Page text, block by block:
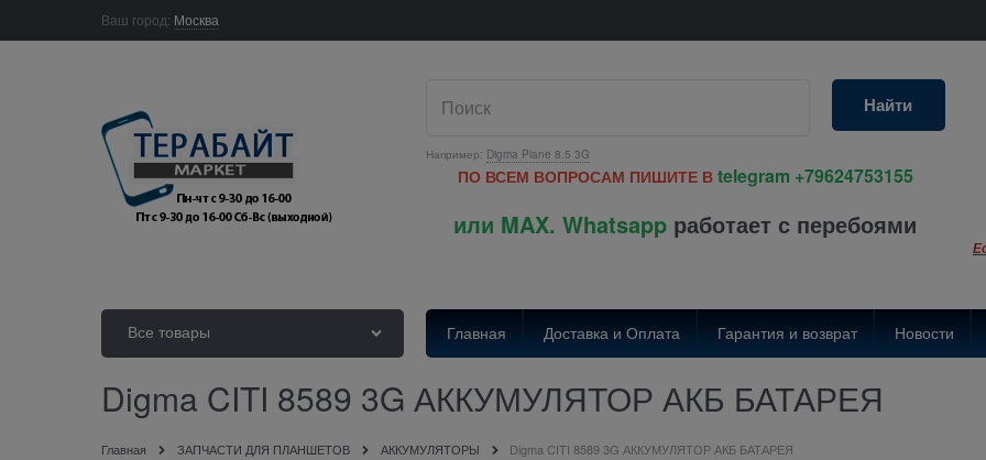
Ваш город: Москва
Например: Digma Plane 8.5 3G
Найти
ПО ВСЕМ ВОПРОСАМ ПИШИТЕ В telegram +79624753155
или MAX. Whatsapp работает с перебоями
Все товары Главная Доставка и Оплата Гарантия и возврат Новости
Digma CITI 8589 3G АККУМУЛЯТОР АКБ БАТАРЕЯ
Главная ЗАПЧАСТИ ДЛЯ ПЛАНШЕТОВ АККУМУЛЯТОРЫ Digma CITI 8589 3G АККУМУЛЯТОР АКБ БАТАРЕЯ